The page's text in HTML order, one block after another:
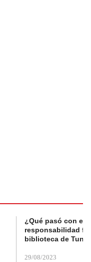
¿Qué pasó con el
responsabilidad
biblioteca de
29/08/2023